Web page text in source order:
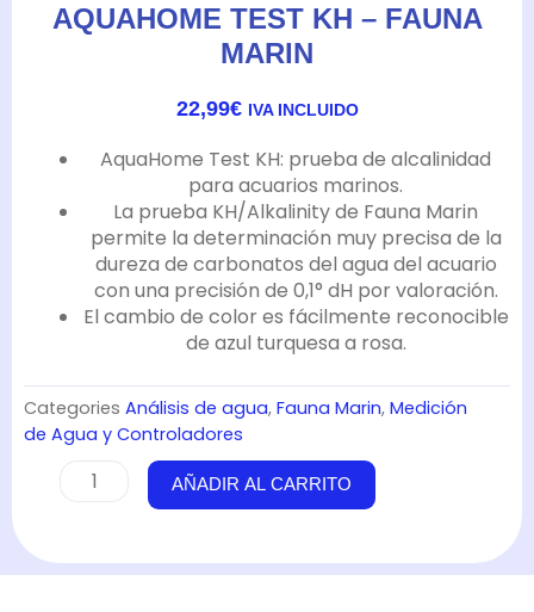
AQUAHOME TEST KH – FAUNA
MARIN
22,99€ IVA INCLUIDO
AquaHome Test KH: prueba de alcalinidad
para acuarios marinos.
La prueba KH/Alkalinity de Fauna Marin
permite la determinación muy precisa de la
dureza de carbonatos del agua del acuario
con una precisión de 0,1° dH por valoración.
El cambio de color es fácilmente reconocible
de azul turquesa a rosa.
Categories Análisis de agua, Fauna Marin, Medición
de Agua y Controladores
AquaHome
Fauna
AÑADIR AL CARRITO